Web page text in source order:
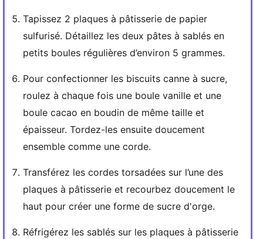
Tapissez 2 plaques à pâtisserie de papier
sulfurisé. Détaillez les deux pâtes à sablés en
petits boules régulières d’environ 5 grammes.
Pour confectionner les biscuits canne à sucre,
roulez à chaque fois une boule vanille et une
boule cacao en boudin de même taille et
épaisseur. Tordez-les ensuite doucement
ensemble comme une corde.
Transférez les cordes torsadées sur l’une des
plaques à pâtisserie et recourbez doucement le
haut pour créer une forme de sucre d'orge.
Réfrigérez les sablés sur les plaques à pâtisserie